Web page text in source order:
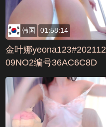
韩国 01:58:14
金叶娜yeona123#202112
09NO2编号36AC6C8D